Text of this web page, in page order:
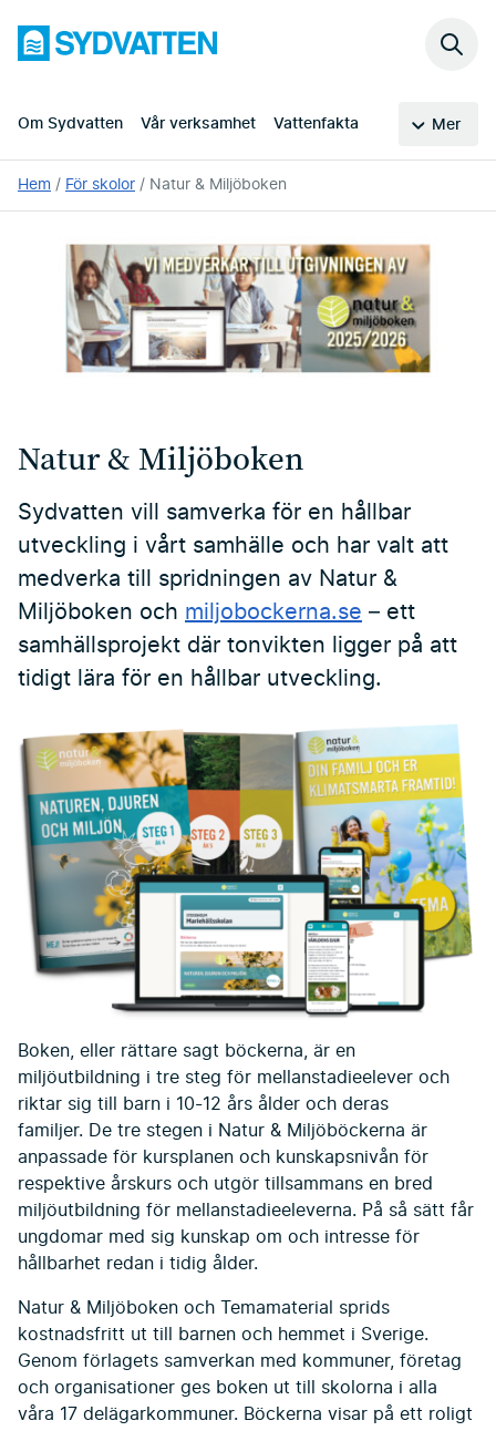
huvudinnehållet
Sydvatten
Om Sydvatten Vår verksamhet Vattenfakta Mer
Sök
Du
är
Hem För skolor Natur & Miljöboken
Natur & Miljöboken
Sydvatten vill samverka för en hållbar
utveckling i vårt samhälle och har valt att
medverka till spridningen av Natur &
Miljöboken och miljobockerna.se – ett
samhällsprojekt där tonvikten ligger på att
tidigt lära för en hållbar utveckling.
Boken, eller rättare sagt böckerna, är en
miljöutbildning i tre steg för mellanstadieelever och
riktar sig till barn i 10-12 års ålder och deras
familjer. De tre stegen i Natur & Miljöböckerna är
anpassade för kursplanen och kunskapsnivån för
respektive årskurs och utgör tillsammans en bred
miljöutbildning för mellanstadieeleverna. På så sätt får
ungdomar med sig kunskap om och intresse för
hållbarhet redan i tidig ålder.
Natur & Miljöboken och Temamaterial sprids
kostnadsfritt ut till barnen och hemmet i Sverige.
Genom förlagets samverkan med kommuner, företag
och organisationer ges boken ut till skolorna i alla
våra 17 delägarkommuner. Böckerna visar på ett roligt